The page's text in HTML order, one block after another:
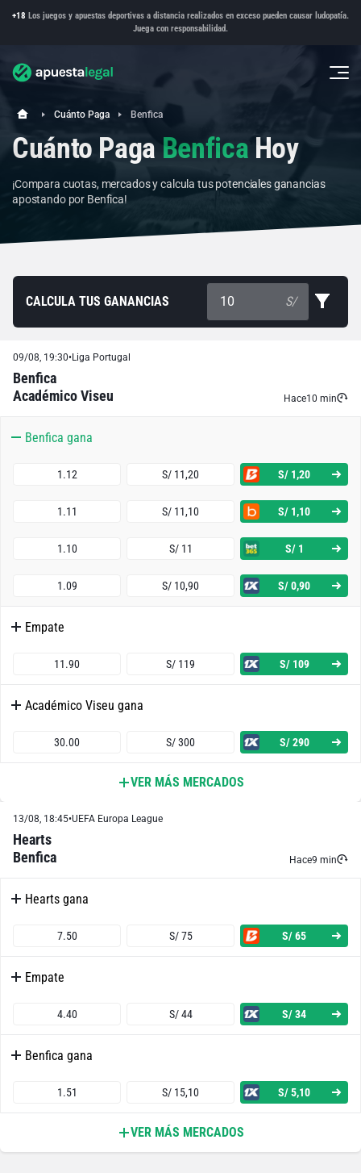
+18 Los juegos y apuestas deportivas a distancia realizados en exceso pueden causar ludopatía.
Juega con responsabilidad.
Cuánto Paga Benfica
Cuánto Paga Benfica Hoy
¡Compara cuotas, mercados y calcula tus potenciales ganancias
apostando por Benfica!
CALCULA TUS GANANCIAS S/
Hace10 min
09/08, 19:30•Liga Portugal
Benfica
Académico Viseu
Benfica gana
1.12 S/ 11,20 S/ 1,20
1.11 S/ 11,10 S/ 1,10
1.10 S/ 11 S/ 1
1.09 S/ 10,90 S/ 0,90
Empate
11.90 S/ 119 S/ 109
Académico Viseu gana
30.00 S/ 300 S/ 290
Ambos Equipos Anotan - Sí
2.63 S/ 26,30
Ambos Equipos Anotan - No
1.45
Benfica o Empate
1.01
Benfica o Académico Viseu
1.06
Académico Viseu o Empate
S/ 82
VER MÁS MERCADOS
Hace9 min
13/08, 18:45•UEFA Europa League
Hearts
Benfica
Hearts gana
7.50 S/ 75 S/ 65
Empate
4.40 S/ 44 S/ 34
Benfica gana
1.51 S/ 15,10 S/ 5,10
Ambos Equipos Anotan - SíVER MÁS MERCADOS